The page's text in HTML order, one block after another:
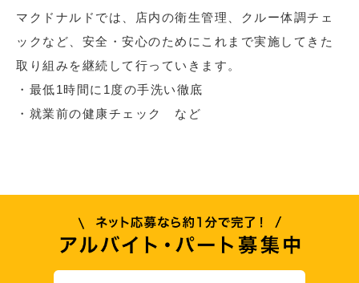
マクドナルドでは、店内の衛生管理、クルー体調チェ
ックなど、安全・安心のためにこれまで実施してきた
取り組みを継続して行っていきます。
・最低1時間に1度の手洗い徹底
・就業前の健康チェック など